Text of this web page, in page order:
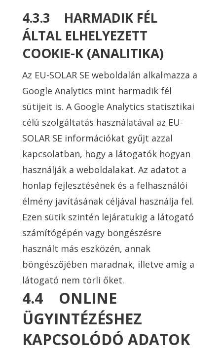
4.3.3 HARMADIK FÉL
ÁLTAL ELHELYEZETT
COOKIE-K (ANALITIKA)
Az EU-SOLAR SE weboldalán alkalmazza a
Google Analytics mint harmadik fél
sütijeit is. A Google Analytics statisztikai
célú szolgáltatás használatával az EU-
SOLAR SE információkat gyűjt azzal
kapcsolatban, hogy a látogatók hogyan
használják a weboldalakat. Az adatot a
honlap fejlesztésének és a felhasználói
élmény javításának céljával használja fel.
Ezen sütik szintén lejáratukig a látogató
számítógépén vagy böngészésre
használt más eszközén, annak
böngészőjében maradnak, illetve amíg a
látogató nem törli őket.
4.4 ONLINE
ÜGYINTÉZÉSHEZ
KAPCSOLÓDÓ ADATOK